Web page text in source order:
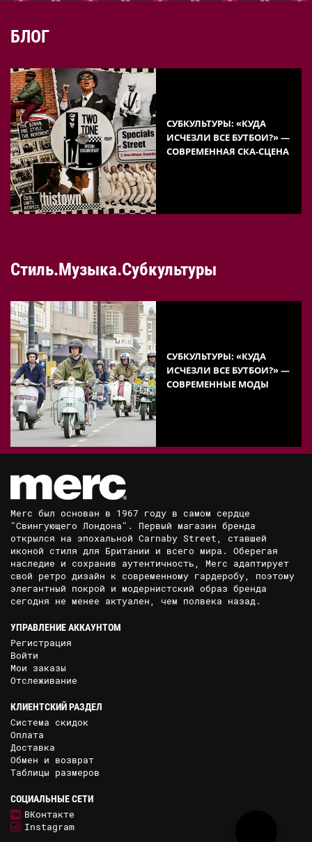
БЛОГ
СУБКУЛЬТУРЫ: «КУДА
ИСЧЕЗЛИ ВСЕ БУТБОИ?» —
СОВРЕМЕННАЯ СКА-СЦЕНА
Стиль.Музыка.Субкультуры
СУБКУЛЬТУРЫ: «КУДА
ИСЧЕЗЛИ ВСЕ БУТБОИ?» —
СОВРЕМЕННЫЕ МОДЫ
Merc был основан в 1967 году в самом сердце
"Свингующего Лондона". Первый магазин бренда
открылся на эпохальной Carnaby Street, ставшей
иконой стиля для Британии и всего мира. Оберегая
наследие и сохранив аутентичность, Merc адаптирует
свой ретро дизайн к современному гардеробу, поэтому
элегантный покрой и модернистский образ бренда
сегодня не менее актуален, чем полвека назад.
УПРАВЛЕНИЕ АККАУНТОМ
Регистрация
Войти
Мои заказы
Отслеживание
КЛИЕНТСКИЙ РАЗДЕЛ
Система скидок
Оплата
Доставка
Обмен и возврат
Таблицы размеров
СОЦИАЛЬНЫЕ СЕТИ
ВКонтакте
Instagram